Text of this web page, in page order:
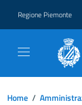
Regione Piemonte
Home /